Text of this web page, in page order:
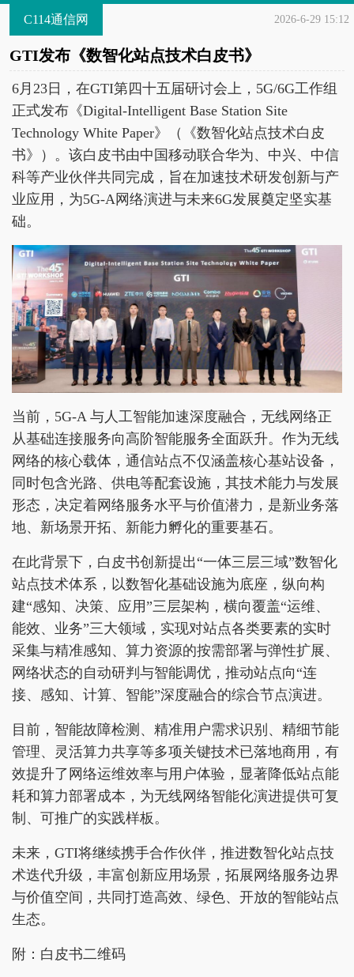
C114通信网 2026-6-29 15:12
GTI发布《数智化站点技术白皮书》
6月23日，在GTI第四十五届研讨会上，5G/6G工作组
正式发布《Digital-Intelligent Base Station Site
Technology White Paper》（《数智化站点技术白皮
书》）。该白皮书由中国移动联合华为、中兴、中信
科等产业伙伴共同完成，旨在加速技术研发创新与产
业应用，为5G-A网络演进与未来6G发展奠定坚实基
础。
当前，5G-A 与人工智能加速深度融合，无线网络正
从基础连接服务向高阶智能服务全面跃升。作为无线
网络的核心载体，通信站点不仅涵盖核心基站设备，
同时包含光路、供电等配套设施，其技术能力与发展
形态，决定着网络服务水平与价值潜力，是新业务落
地、新场景开拓、新能力孵化的重要基石。
在此背景下，白皮书创新提出“一体三层三域”数智化
站点技术体系，以数智化基础设施为底座，纵向构
建“感知、决策、应用”三层架构，横向覆盖“运维、
能效、业务”三大领域，实现对站点各类要素的实时
采集与精准感知、算力资源的按需部署与弹性扩展、
网络状态的自动研判与智能调优，推动站点向“连
接、感知、计算、智能”深度融合的综合节点演进。
目前，智能故障检测、精准用户需求识别、精细节能
管理、灵活算力共享等多项关键技术已落地商用，有
效提升了网络运维效率与用户体验，显著降低站点能
耗和算力部署成本，为无线网络智能化演进提供可复
制、可推广的实践样板。
未来，GTI将继续携手合作伙伴，推进数智化站点技
术迭代升级，丰富创新应用场景，拓展网络服务边界
与价值空间，共同打造高效、绿色、开放的智能站点
生态。
附：白皮书二维码